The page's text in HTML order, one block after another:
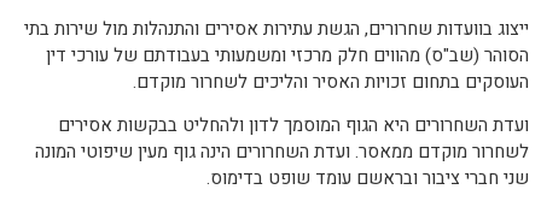
ייצוג בוועדות שחרורים, הגשת עתירות אסירים והתנהלות מול שירות בתי
הסוהר (שב"ס) מהווים חלק מרכזי ומשמעותי בעבודתם של עורכי דין
העוסקים בתחום זכויות האסיר והליכים לשחרור מוקדם.
ועדת השחרורים היא הגוף המוסמך לדון ולהחליט בבקשות אסירים
לשחרור מוקדם ממאסר. ועדת השחרורים הינה גוף מעין שיפוטי המונה
שני חברי ציבור ובראשם עומד שופט בדימוס.